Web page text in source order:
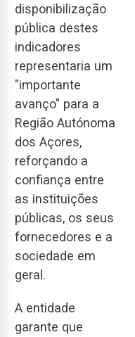
disponibilização
pública destes
indicadores
representaria um
"importante
avanço" para a
Região Autónoma
dos Açores,
reforçando a
confiança entre
as instituições
públicas, os seus
fornecedores e a
sociedade em
geral.
A entidade
garante que